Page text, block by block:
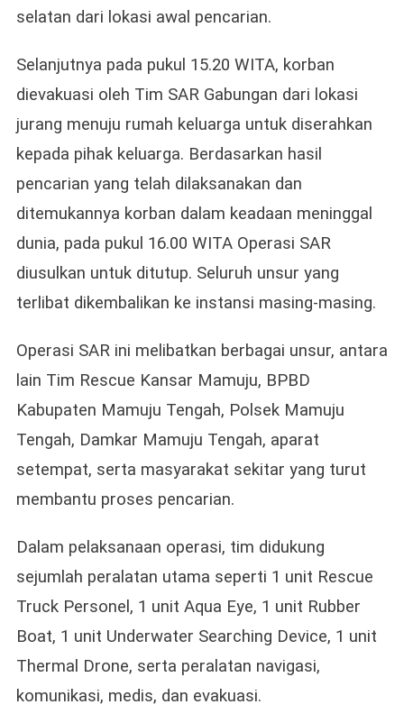
selatan dari lokasi awal pencarian.
Selanjutnya pada pukul 15.20 WITA, korban
dievakuasi oleh Tim SAR Gabungan dari lokasi
jurang menuju rumah keluarga untuk diserahkan
kepada pihak keluarga. Berdasarkan hasil
pencarian yang telah dilaksanakan dan
ditemukannya korban dalam keadaan meninggal
dunia, pada pukul 16.00 WITA Operasi SAR
diusulkan untuk ditutup. Seluruh unsur yang
terlibat dikembalikan ke instansi masing-masing.
Operasi SAR ini melibatkan berbagai unsur, antara
lain Tim Rescue Kansar Mamuju, BPBD
Kabupaten Mamuju Tengah, Polsek Mamuju
Tengah, Damkar Mamuju Tengah, aparat
setempat, serta masyarakat sekitar yang turut
membantu proses pencarian.
Dalam pelaksanaan operasi, tim didukung
sejumlah peralatan utama seperti 1 unit Rescue
Truck Personel, 1 unit Aqua Eye, 1 unit Rubber
Boat, 1 unit Underwater Searching Device, 1 unit
Thermal Drone, serta peralatan navigasi,
komunikasi, medis, dan evakuasi.